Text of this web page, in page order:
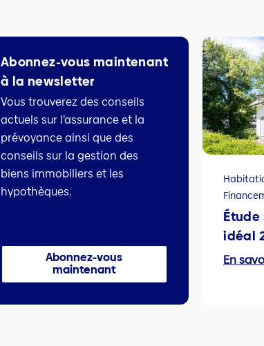
Abonnez-vous maintenant
à la newsletter
Vous trouverez des conseils
actuels sur l’assurance et la
prévoyance ainsi que des
conseils sur la gestion des
biens immobiliers et les
hypothèques.
Abonnez-vous
maintenant
idéal
En